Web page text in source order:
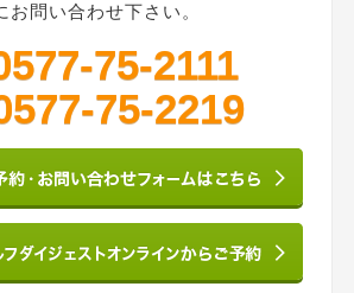
お問い合わせ下さい。
75-2111
75-2219